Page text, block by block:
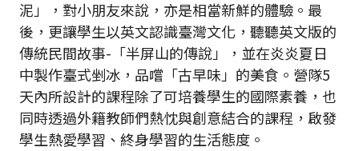
泥」，對小朋友來說，亦是相當新鮮的體驗。最
後，更讓學生以英文認識臺灣文化，聽聽英文版的
傳統民間故事-「半屏山的傳說」，並在炎炎夏日
中製作臺式剉冰，品嚐「古早味」的美食。營隊5
天內所設計的課程除了可培養學生的國際素養，也
同時透過外籍教師們熱忱與創意結合的課程，啟發
學生熱愛學習、終身學習的生活態度。